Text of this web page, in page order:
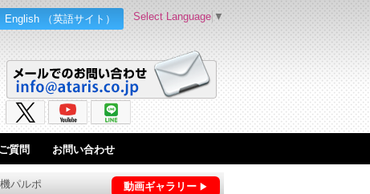
English （英語サイト） Select Language ▼
質問 お問い合わせ
動画ギャラリー
パルポ